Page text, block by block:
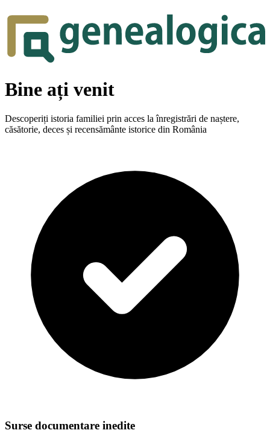
Bine ați venit
Descoperiți istoria familiei prin acces la înregistrări de naștere,
căsătorie, deces și recensământe istorice din România
Surse documentare inedite